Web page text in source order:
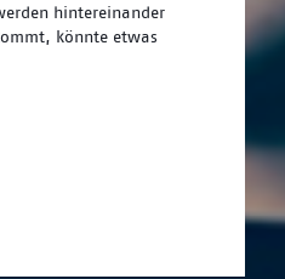
hintereinander
könnte etwas